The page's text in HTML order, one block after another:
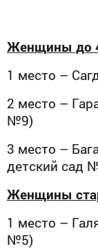
Женщины до
1 место –
2 место –
№9)
3 место –
детский сад
Женщины
1 место –
№5)